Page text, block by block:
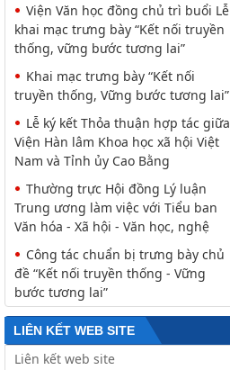
Viện Văn học đồng chủ trì buổi Lễ
khai mạc trưng bày “Kết nối truyền
thống, vững bước tương lai”
Khai mạc trưng bày “Kết nối
truyền thống, Vững bước tương lai”
Lễ ký kết Thỏa thuận hợp tác giữa
Viện Hàn lâm Khoa học xã hội Việt
Nam và Tỉnh ủy Cao Bằng
Thường trực Hội đồng Lý luận
Trung ương làm việc với Tiểu ban
Văn hóa - Xã hội - Văn học, nghệ
Công tác chuẩn bị trưng bày chủ
đề “Kết nối truyền thống - Vững
bước tương lai”
LIÊN KẾT WEB SITE